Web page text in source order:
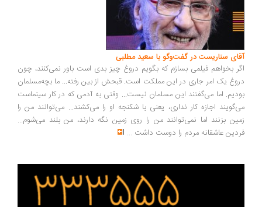
سناریست در گفت‌وگو با سعید مطلبی
بخواهم فیلمی بسازم که بگویم دروغ چیز بدی است باور نمی‌کنند، چون
یک امر جاری در این مملکت است. قبحش از بین رفته... ما بچه‌مسلمان
اما می‌گفتند این مسلمان نیست... وقتی به آدمی که در کار سینماست
اجازه کار نداری، یعنی با شکنجه او را می‌کشند... می‌توانند من را
بزنند اما نمی‌توانند من را روی زمین نگه دارند، من بلند می‌شوم...
عاشقانه مردم را دوست داشت ...